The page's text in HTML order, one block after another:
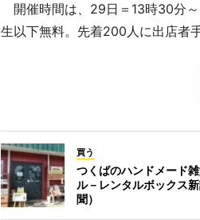
開催時間は、29日＝13時30分
生以下無料。先着200人に出店者
買う
つくばのハンドメード
ル－レンタルボックス
聞）